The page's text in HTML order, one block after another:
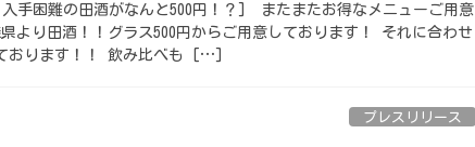
入手困難の田酒がなんと500円！？] ⁡ またまたお得なメニューご用意
より田酒！！グラス500円からご用意しております！ それに合わせ
おります！！ 飲み比べも […]
プレスリリース